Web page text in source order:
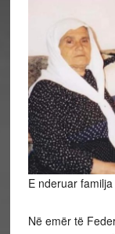
E nderuar
Në emër të